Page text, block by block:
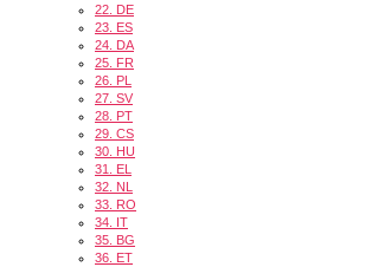
22. DE
23. ES
24. DA
25. FR
26. PL
27. SV
28. PT
29. CS
30. HU
31. EL
32. NL
33. RO
34. IT
35. BG
36. ET